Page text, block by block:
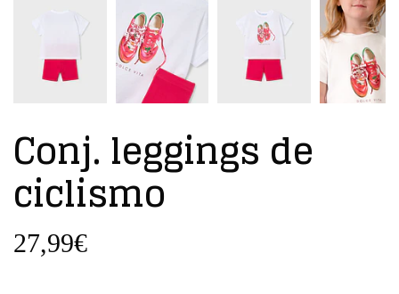
Conj. leggings de
ciclismo
27,99€